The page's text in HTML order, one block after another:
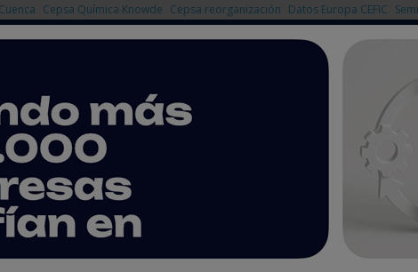
Cepsa Química Knowde Cepsa reorganización Datos Europa CEFIC